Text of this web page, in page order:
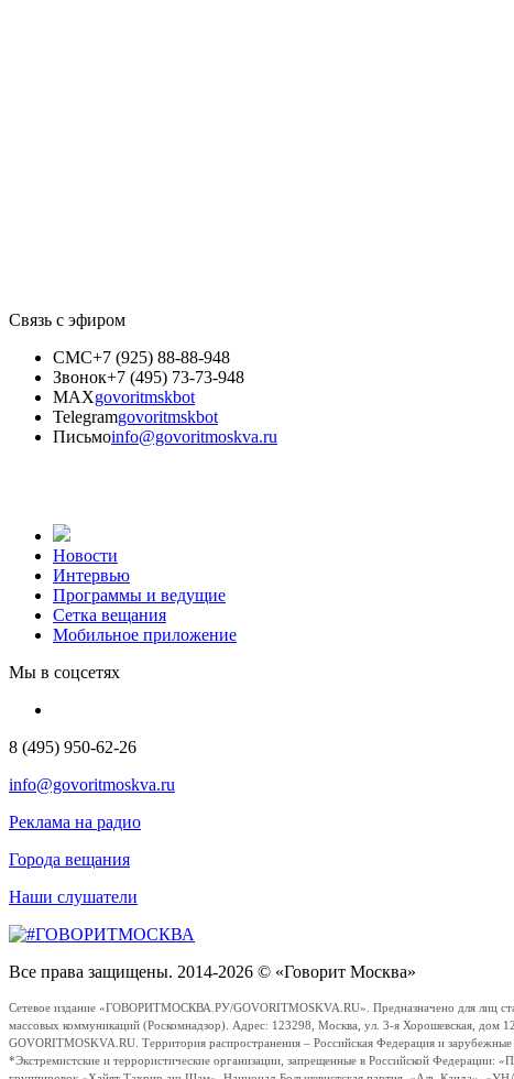
Связь с эфиром
СМС+7 (925) 88-88-948
Звонок+7 (495) 73-73-948
MAXgovoritmskbot
Telegramgovoritmskbot
Письмоinfo@govoritmoskva.ru
Новости
Интервью
Программы и ведущие
Сетка вещания
Мобильное приложение
Мы в соцсетях
8 (495) 950-62-26
info@govoritmoskva.ru
Реклама на радио
Города вещания
Наши слушатели
Все права защищены. 2014-2026 © «Говорит Москва»
Сетевое издание «ГОВОРИТМОСКВА.РУ/GOVORITMOSKVA.RU». Предназначено для лиц
массовых коммуникаций (Роскомнадзор). Адрес: 123298, Москва, ул. 3-я Хорошевская,
GOVORITMOSKVA.RU. Территория распространения – Российская Федерация и
*Экстремистские и террористические организации, запрещенные в Российской